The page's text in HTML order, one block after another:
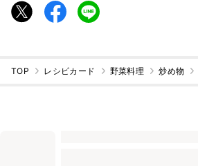
TOP レシピカード 野菜料理 炒め物